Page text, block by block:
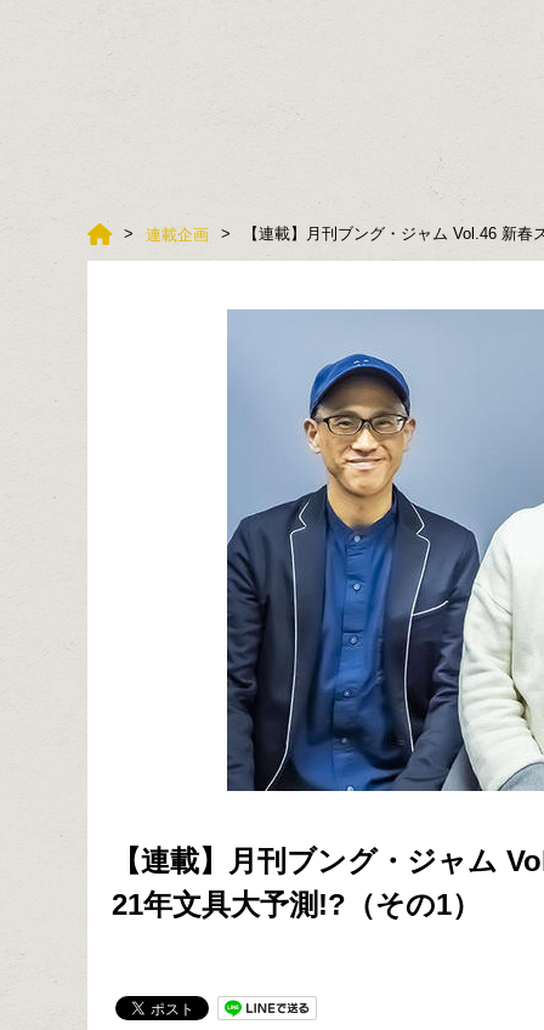
連載企画 【連載】月刊ブング・ジャム Vol.46 新
【連載】月刊ブング・ジャム
21年文具大予測!?（その1）